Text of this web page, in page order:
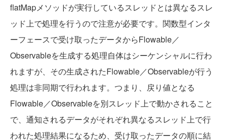
flatMapメソッドが実行しているスレッドとは異なるスレ
ッド上で処理を行うので注意が必要です。関数型インタ
ーフェースで受け取ったデータからFlowable／
Observableを生成する処理自体はシーケンシャルに行わ
れますが、その生成されたFlowable／Observableが行う
処理は非同期で行われます。つまり、戻り値となる
Flowable／Observableを別スレッド上で動かされること
で、通知されるデータがそれぞれ異なるスレッド上で行
われた処理結果になるため、受け取ったデータの順に結